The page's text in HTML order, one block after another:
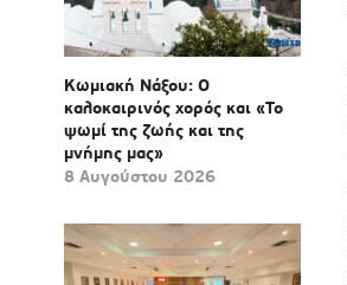
Κωμιακή Νάξου: Ο
καλοκαιρινός χορός και «Το
ψωμί της ζωής και της
μνήμης μας»
8 Αυγούστου 2026